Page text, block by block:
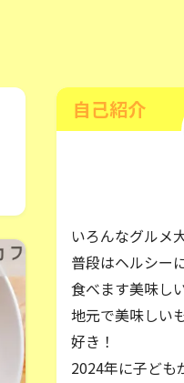
自己紹介
いろんなグルメ
普段はヘルシー
食べます美味し
地元で美味しい
好き！
2024年に子ども